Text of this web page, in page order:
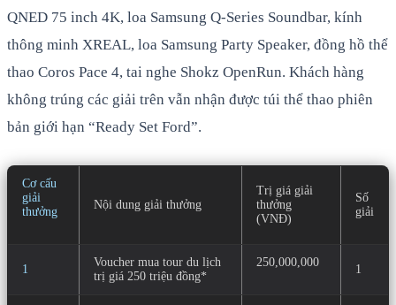
QNED 75 inch 4K, loa Samsung Q-Series Soundbar, kính
thông minh XREAL, loa Samsung Party Speaker, đồng hồ thể
thao Coros Pace 4, tai nghe Shokz OpenRun. Khách hàng
không trúng các giải trên vẫn nhận được túi thể thao phiên
bản giới hạn “Ready Set Ford”.
Cơ cấu
giải
thưởng
Nội dung giải thưởng
Trị giá giải
thưởng
(VNĐ)
Số
giải
1
Voucher mua tour du lịch
trị giá 250 triệu đồng*
250,000,000
1